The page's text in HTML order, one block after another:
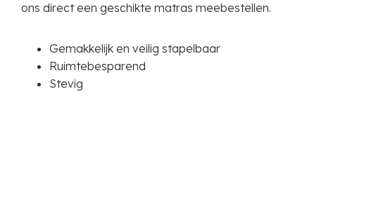
ons direct een geschikte matras meebestellen.
Gemakkelijk en veilig stapelbaar
Ruimtebesparend
Stevig